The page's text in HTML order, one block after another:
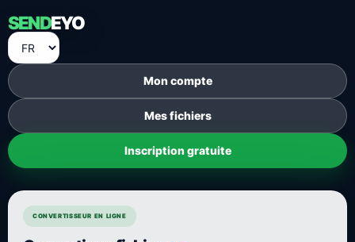
SENDEYO
Mon compte
Mes fichiers
Inscription gratuite
CONVERTISSEUR EN LIGNE